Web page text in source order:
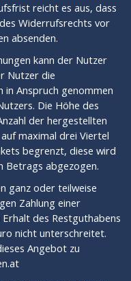
reicht es aus, dass
Widerrufsrechts vor
absenden.
kann der Nutzer
Nutzer die
Anspruch genommen
Die Höhe des
der hergestellten
maximal drei Viertel
begrenzt, diese wird
Betrags abgezogen.
ganz oder teilweise
Zahlung einer
des Restguthabens
nicht unterschreitet.
Angebot zu